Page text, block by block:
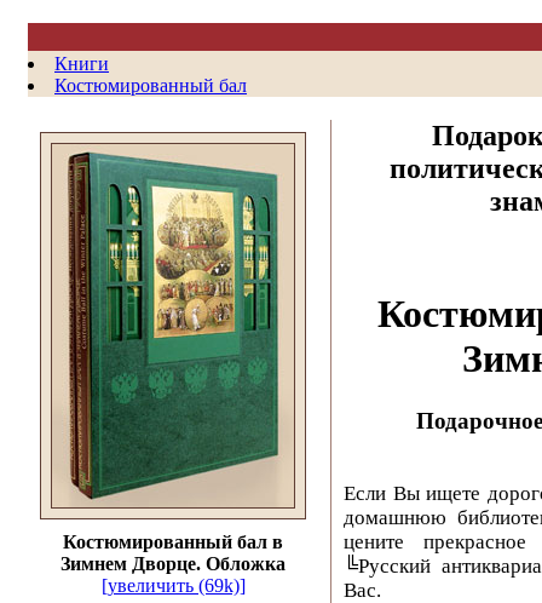
Книги
Костюмированный бал
Костюмированный бал в
Зимнем Дворце. Обложка
[увеличить (69k)]
Если Вы ищете
домашнюю
цените
╚Русский
Вас.